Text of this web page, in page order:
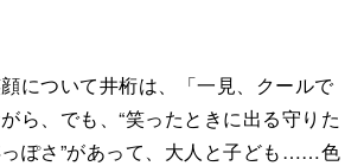
について井桁は、「一見、クールで
ら、でも、“笑ったときに出る守りた
っぽさ”があって、大人と子ども……色